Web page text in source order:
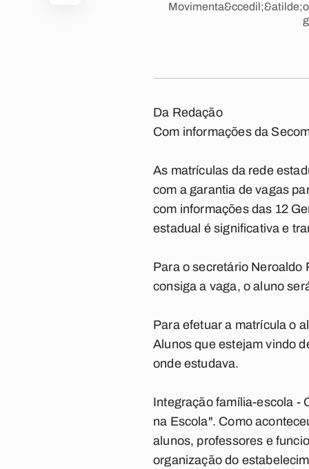
Da Redação
Com informações da
As matrículas da rede
com a garantia de vagas
com informações das 12
estadual é significativa e
Para o secretário Neroaldo
consiga a vaga, o aluno
Para efetuar a matrícula o
Alunos que estejam vindo
onde estudava.
Integração família-escola -
na Escola". Como
alunos, professores e
organização do